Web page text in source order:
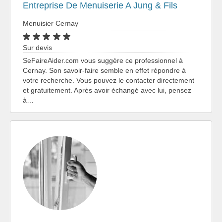
Entreprise De Menuiserie A Jung & Fils
Menuisier Cernay
Sur devis
SeFaireAider.com vous suggère ce professionnel à
Cernay. Son savoir-faire semble en effet répondre à
votre recherche. Vous pouvez le contacter directement
et gratuitement. Après avoir échangé avec lui, pensez
à…